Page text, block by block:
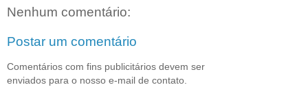
Nenhum comentário:
Postar um comentário
Comentários com fins publicitários devem ser
enviados para o nosso e-mail de contato.